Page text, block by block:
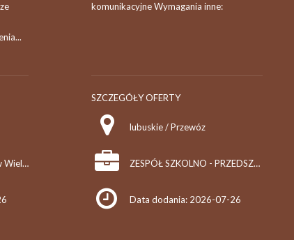
Powiatowy Urząd Pracy w Wieliczce
komunikacyjne Wymagania inne:
SZCZEGÓŁY OFERTY
lubuskie / Przewóz
ZESPÓŁ SZKOLNO - PRZEDSZKOLNY W PRZEWOZIE
Data dodania: 2026-07-26